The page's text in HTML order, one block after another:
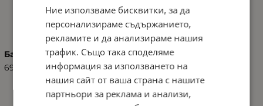
ХАРАКТЕРИСТИКИ
Баркод (ISBN, UPC, др.)
6925783808510
Ние използваме бисквитки, за да
персонализираме съдържанието,
рекламите и да анализираме нашия
трафик. Също така споделяме
информация за използването на
нашия сайт от ваша страна с нашите
партньори за реклама и анализи,